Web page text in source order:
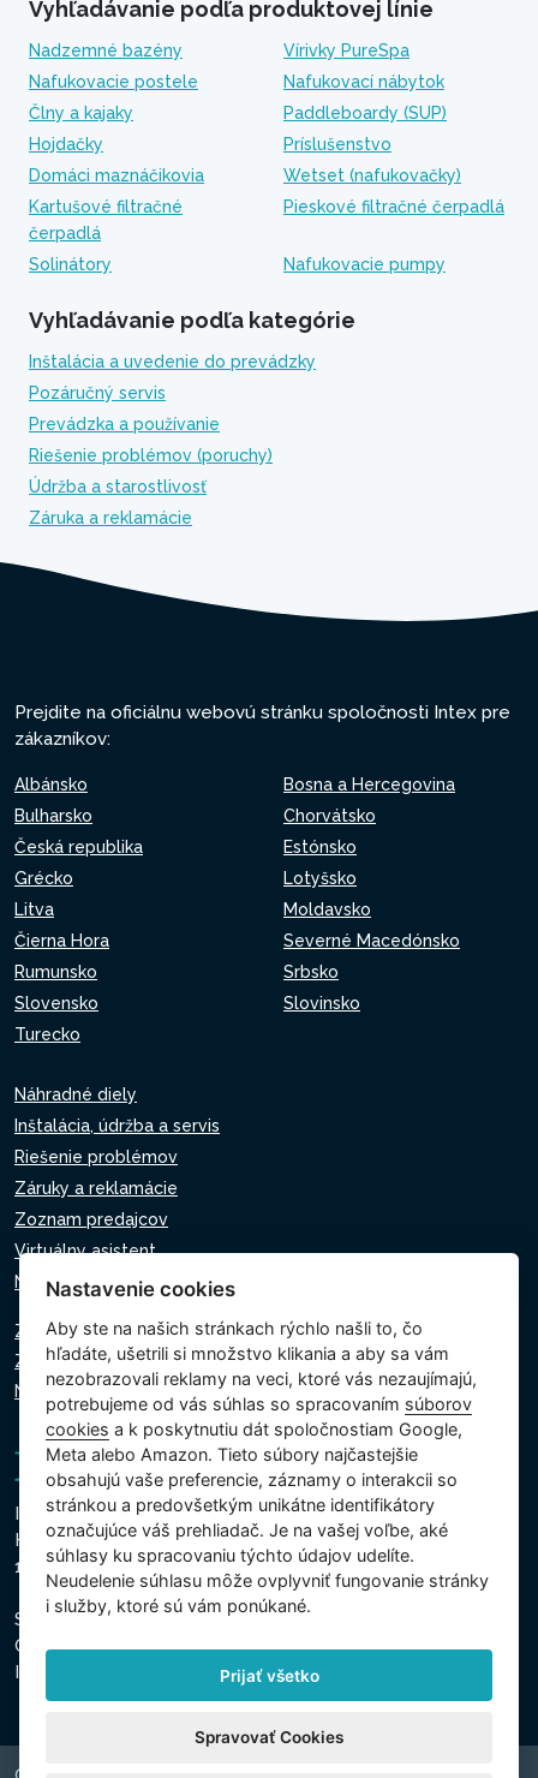
Vyhľadávanie podľa produktovej línie
Nadzemné bazény
Vírivky PureSpa
Nafukovacie postele
Nafukovací nábytok
Člny a kajaky
Paddleboardy (SUP)
Hojdačky
Príslušenstvo
Domáci maznáčikovia
Wetset (nafukovačky)
Kartušové filtračné
čerpadlá
Pieskové filtračné čerpadlá
Solinátory Nafukovacie pumpy
Vyhľadávanie podľa kategórie
Inštalácia a uvedenie do prevádzky
Pozáručný servis
Prevádzka a používanie
Riešenie problémov (poruchy)
Údržba a starostlivosť
Záruka a reklamácie
Prejdite na oficiálnu webovú stránku spoločnosti Intex pre
zákazníkov:
Albánsko
Bosna a Hercegovina
Bulharsko
Chorvátsko
Česká republika
Estónsko
Grécko
Lotyšsko
Litva
Moldavsko
Čierna Hora
Severné Macedónsko
Rumunsko
Srbsko
Slovensko
Slovinsko
Turecko
Náhradné diely
Inštalácia, údržba a servis
Riešenie problémov
Záruky a reklamácie
Zoznam predajcov
Virtuálny asistent
Napíšte nám
Zásady ochrany osobných údajov
Zásady používania súborov cookie
Nastavenie cookies
Intex Trading, s.r.o.
Hradecká 2526/3
130 00 Praha 3 - Česká republika
Spoločnosť je zapísaná na Mestskom súde v Prahe, oddiel
C, vložka 74759
IČO 26150808, DIČ CZ26150808
Nastavenie cookies
Aby ste na našich stránkach rýchlo našli to, čo
hľadáte, ušetrili si množstvo klikania a aby sa vám
nezobrazovali reklamy na veci, ktoré vás nezaujímajú,
potrebujeme od vás súhlas so spracovaním súborov
cookies a k poskytnutiu dát spoločnostiam Google,
Meta alebo Amazon. Tieto súbory najčastejšie
obsahujú vaše preferencie, záznamy o interakcii so
stránkou a predovšetkým unikátne identifikátory
označujúce váš prehliadač. Je na vašej voľbe, aké
súhlasy ku spracovaniu týchto údajov udelíte.
Neudelenie súhlasu mȏže ovplyvniť fungovanie stránky
i služby, ktoré sú vám ponúkané.
Prijať všetko
Spravovať Cookies